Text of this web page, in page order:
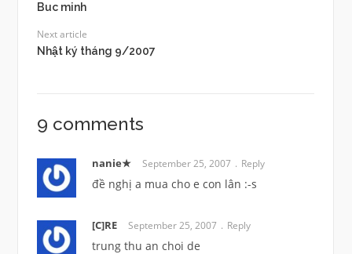
Buc minh
Next article
Nhật ký tháng 9/2007
9 comments
nanie★ September 25, 2007 Reply
đề nghị a mua cho e con lân :-s
[C]RE September 25, 2007 Reply
trung thu an choi de